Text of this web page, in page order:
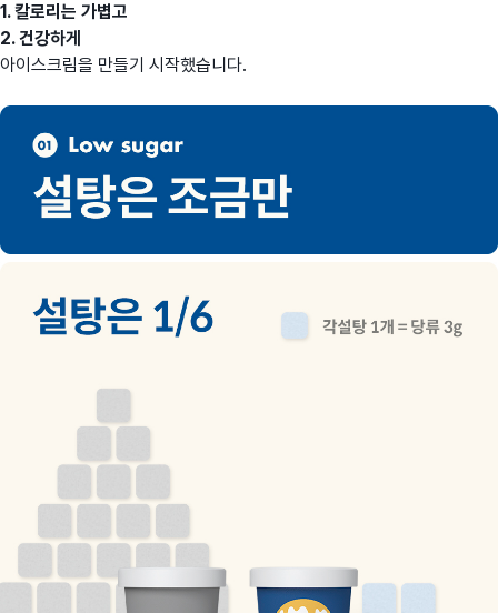
1. 칼로리는 가볍고
2. 건강하게
아이스크림을 만들기 시작했습니다.